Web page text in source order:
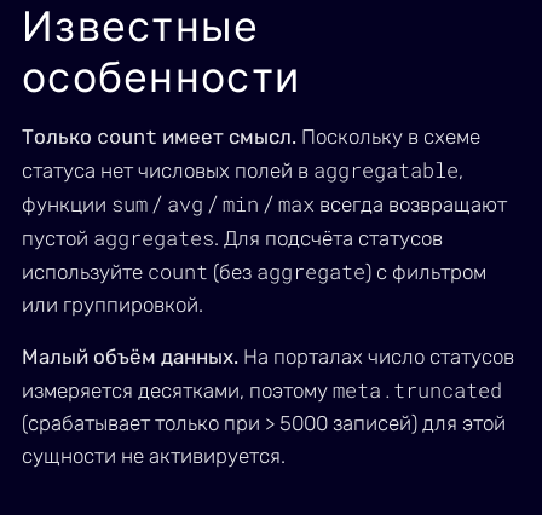
Известные
особенности
Только count имеет смысл. Поскольку в схеме
статуса нет числовых полей в aggregatable,
функции sum / avg / min / max всегда возвращают
пустой aggregates. Для подсчёта статусов
используйте count (без aggregate) с фильтром
или группировкой.
Малый объём данных. На порталах число статусов
измеряется десятками, поэтому meta.truncated
(срабатывает только при > 5000 записей) для этой
сущности не активируется.